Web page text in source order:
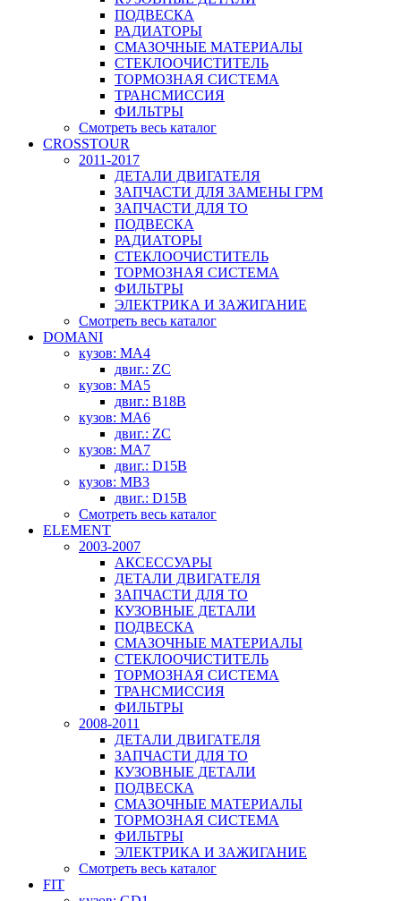
ПОДВЕСКА
РАДИАТОРЫ
СМАЗОЧНЫЕ МАТЕРИАЛЫ
СТЕКЛООЧИСТИТЕЛЬ
ТОРМОЗНАЯ СИСТЕМА
ТРАНСМИССИЯ
ФИЛЬТРЫ
Смотреть весь каталог
CROSSTOUR
2011-2017
ДЕТАЛИ ДВИГАТЕЛЯ
ЗАПЧАСТИ ДЛЯ ЗАМЕНЫ ГРМ
ЗАПЧАСТИ ДЛЯ ТО
ПОДВЕСКА
РАДИАТОРЫ
СТЕКЛООЧИСТИТЕЛЬ
ТОРМОЗНАЯ СИСТЕМА
ФИЛЬТРЫ
ЭЛЕКТРИКА И ЗАЖИГАНИЕ
Смотреть весь каталог
DOMANI
кузов: MA4
двиг.: ZC
кузов: MA5
двиг.: B18B
кузов: MA6
двиг.: ZC
кузов: MA7
двиг.: D15B
кузов: MB3
двиг.: D15B
Смотреть весь каталог
ELEMENT
2003-2007
АКСЕССУАРЫ
ДЕТАЛИ ДВИГАТЕЛЯ
ЗАПЧАСТИ ДЛЯ ТО
КУЗОВНЫЕ ДЕТАЛИ
ПОДВЕСКА
СМАЗОЧНЫЕ МАТЕРИАЛЫ
СТЕКЛООЧИСТИТЕЛЬ
ТОРМОЗНАЯ СИСТЕМА
ТРАНСМИССИЯ
ФИЛЬТРЫ
2008-2011
ДЕТАЛИ ДВИГАТЕЛЯ
ЗАПЧАСТИ ДЛЯ ТО
КУЗОВНЫЕ ДЕТАЛИ
ПОДВЕСКА
СМАЗОЧНЫЕ МАТЕРИАЛЫ
ТОРМОЗНАЯ СИСТЕМА
ФИЛЬТРЫ
ЭЛЕКТРИКА И ЗАЖИГАНИЕ
Смотреть весь каталог
FIT